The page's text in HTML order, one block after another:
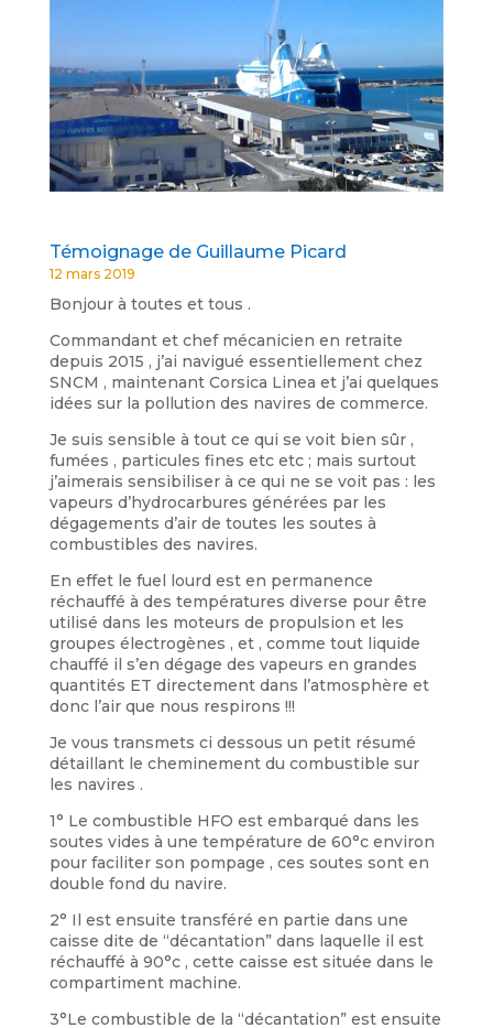
Témoignage de Guillaume Picard
12 mars 2019
Bonjour à toutes et tous .
Commandant et chef mécanicien en retraite
depuis 2015 , j’ai navigué essentiellement chez
SNCM , maintenant Corsica Linea et j’ai quelques
idées sur la pollution des navires de commerce.
Je suis sensible à tout ce qui se voit bien sûr ,
fumées , particules fines etc etc ; mais surtout
j’aimerais sensibiliser à ce qui ne se voit pas : les
vapeurs d’hydrocarbures générées par les
dégagements d’air de toutes les soutes à
combustibles des navires.
En effet le fuel lourd est en permanence
réchauffé à des températures diverse pour être
utilisé dans les moteurs de propulsion et les
groupes électrogènes , et , comme tout liquide
chauffé il s’en dégage des vapeurs en grandes
quantités ET directement dans l’atmosphère et
donc l’air que nous respirons !!!
Je vous transmets ci dessous un petit résumé
détaillant le cheminement du combustible sur
les navires .
1° Le combustible HFO est embarqué dans les
soutes vides à une température de 60°c environ
pour faciliter son pompage , ces soutes sont en
double fond du navire.
2° Il est ensuite transféré en partie dans une
caisse dite de “décantation” dans laquelle il est
réchauffé à 90°c , cette caisse est située dans le
compartiment machine.
3°Le combustible de la “décantation” est ensuite